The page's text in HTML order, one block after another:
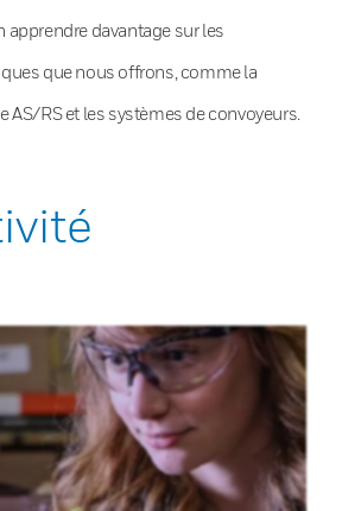
apprendre davantage sur les
que nous offrons, comme la
AS/RS et les systèmes de convoyeurs.